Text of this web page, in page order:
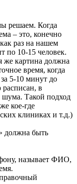
решаем. Когда
– это, конечно
раз на нашем
по 10-15 человек.
же картина должна
время, когда
5-10 минут до
расписан, в
шума. Такой подход
кое-где
клиниках и т.д.)
должна быть
называет ФИО,